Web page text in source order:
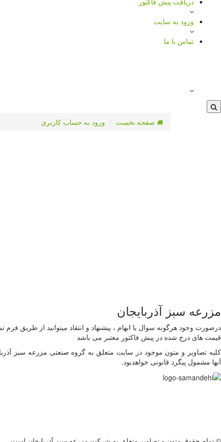
ورود به سایت
تماس با ما
صفحه نخست ورود به حساب کاربری
مزرعه سبز آذربایجان
درصورت وجود هرگونه سوال یا ابهام ، پیشنهاد و انتقاد میتوانید از طریق فرم
قیمت های درج شده در پیش فاکتور معتبر می باشد
کلیه تصاویر و متون موجود در سایت متعلق به گروه صنعتی مزرعه سبز
آنها مشمول پیگرد قانونی خواهدبود.